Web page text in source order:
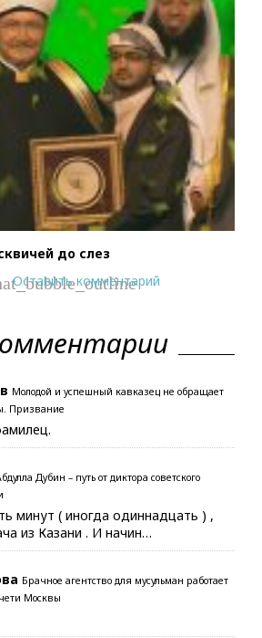
до слез
Оставить комментарий
Молодой и успешный кавказец не обращает
Призвание
Дубин – путь от диктора советского
минут ( иногда одиннадцать ) ,
из Казани . И начин…
Брачное агентство для мусульман работает
Москвы